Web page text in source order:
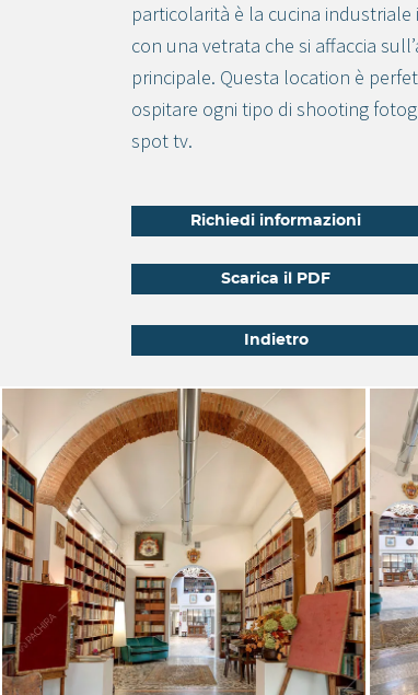
particolarità è la cucina industriale
con una vetrata che si affaccia
principale. Questa location è
ospitare ogni tipo di shooting
spot tv.
Richiedi informazioni
Scarica il PDF
Indietro